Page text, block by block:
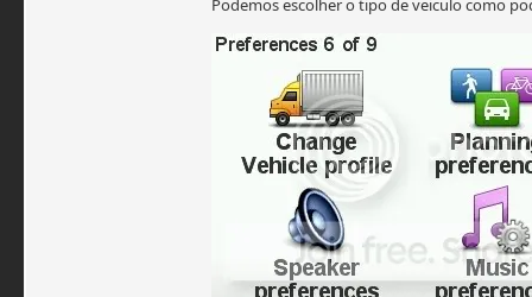
Podemos escolher o tipo de veiculo como